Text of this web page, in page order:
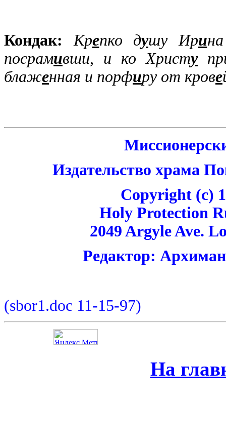
Кондак: Крепко душу Ири
посрамивши, и ко Христу
блаженная и порфиру от крове
Издательство храма
Copyright (c)
Holy Protection
2049 Argyle Ave.
Редактор:
(sbor1.doc 11-15-97)
На